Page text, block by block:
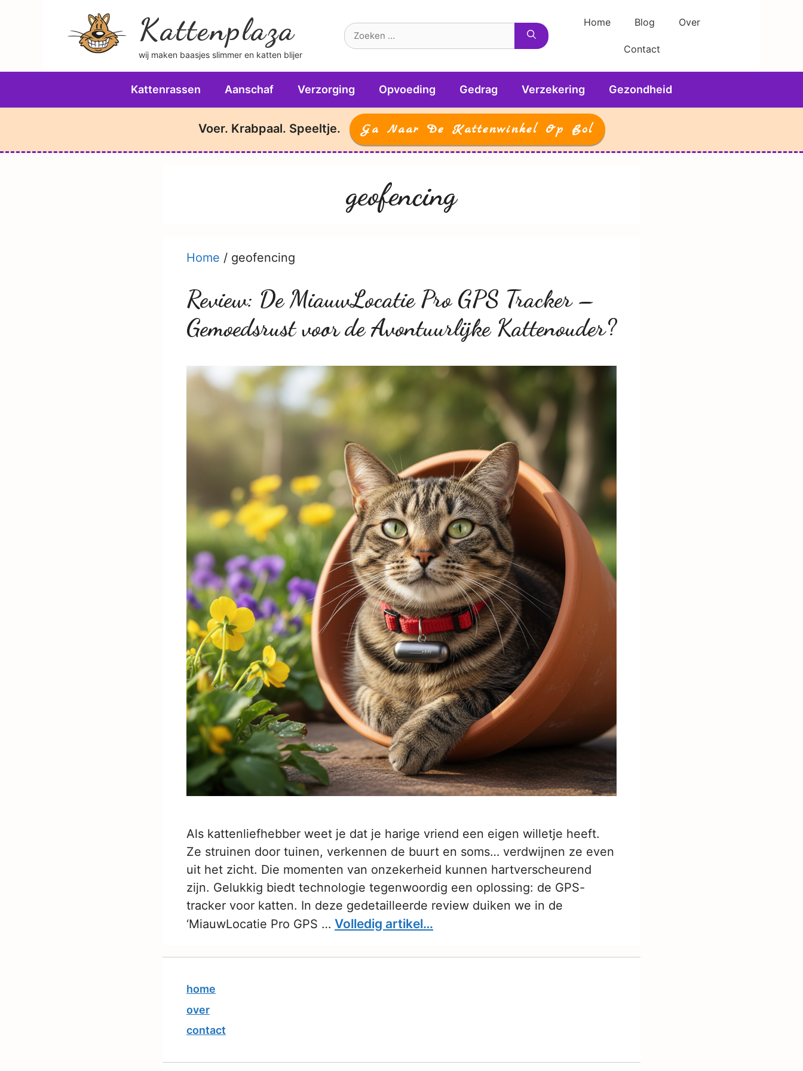
Kattenplaza
wij maken baasjes slimmer en katten blijer
Home Blog Over
Contact
Kattenrassen Aanschaf Verzorging Opvoeding Gedrag Verzekering Gezondheid
Voer. Krabpaal. Speeltje. Ga Naar De Kattenwinkel Op Bol
geofencing
Home / geofencing
Review: De MiauwLocatie Pro GPS Tracker –
Gemoedsrust voor de Avontuurlijke Kattenouder?
Als kattenliefhebber weet je dat je harige vriend een eigen willetje heeft.
Ze struinen door tuinen, verkennen de buurt en soms… verdwijnen ze even
uit het zicht. Die momenten van onzekerheid kunnen hartverscheurend
zijn. Gelukkig biedt technologie tegenwoordig een oplossing: de GPS-
tracker voor katten. In deze gedetailleerde review duiken we in de
‘MiauwLocatie Pro GPS … Volledig artikel…
home
over
contact